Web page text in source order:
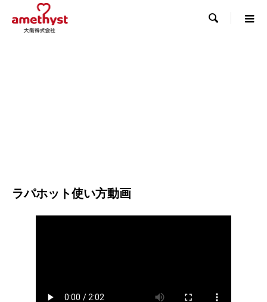

ラパホット使い方動画